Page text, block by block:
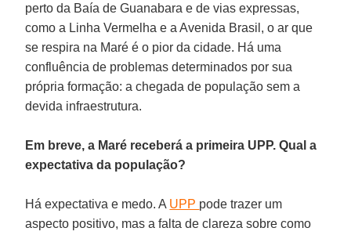
perto da Baía de Guanabara e de vias expressas,
como a Linha Vermelha e a Avenida Brasil, o ar que
se respira na Maré é o pior da cidade. Há uma
confluência de problemas determinados por sua
própria formação: a chegada de população sem a
devida infraestrutura.
Em breve, a Maré receberá a primeira UPP. Qual a
expectativa da população?
Há expectativa e medo. A UPP pode trazer um
aspecto positivo, mas a falta de clareza sobre como